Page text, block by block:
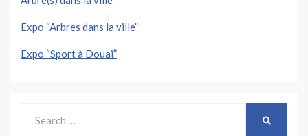
Expo “Arbres dans la ville”
Expo “Sport à Douai”
for: